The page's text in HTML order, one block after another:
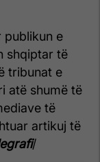
publikun e
shqiptar të
tribunat e
atë shumë të
të
artikuj të
/